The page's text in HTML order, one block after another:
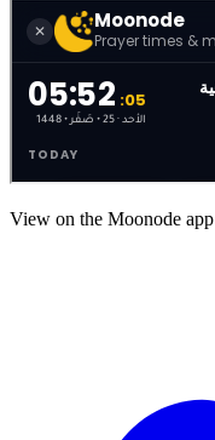
View on the Moonode app